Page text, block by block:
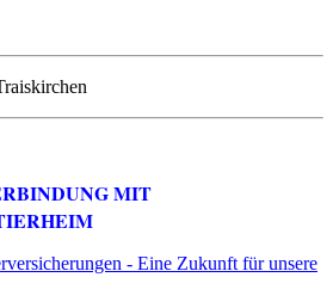
MIT
- Eine Zukunft für unsere